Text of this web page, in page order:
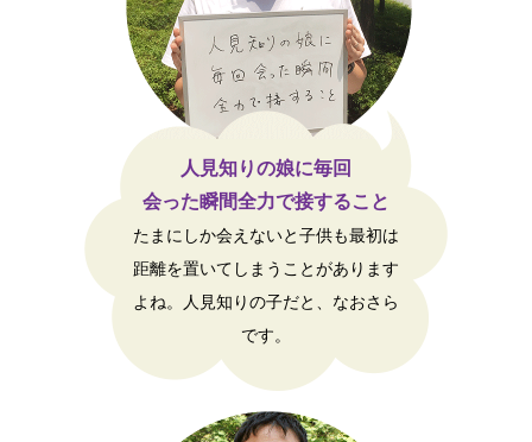
人見知りの娘に毎回
会った瞬間全力で接すること
たまにしか会えないと子供も最初は
距離を置いてしまうことがあります
よね。人見知りの子だと、なおさら
です。